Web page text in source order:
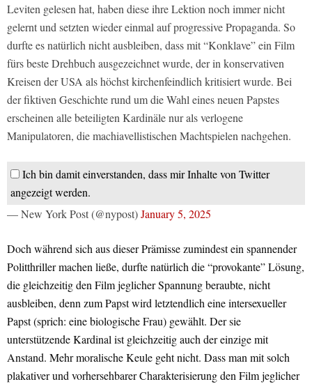
Leviten gelesen hat, haben diese ihre Lektion noch immer nicht
gelernt und setzten wieder einmal auf progressive Propaganda. So
durfte es natürlich nicht ausbleiben, dass mit “Konklave” ein Film
fürs beste Drehbuch ausgezeichnet wurde, der in konservativen
Kreisen der USA als höchst kirchenfeindlich kritisiert wurde. Bei
der fiktiven Geschichte rund um die Wahl eines neuen Papstes
erscheinen alle beteiligten Kardinäle nur als verlogene
Manipulatoren, die machiavellistischen Machtspielen nachgehen.
Ich bin damit einverstanden, dass mir Inhalte von Twitter
angezeigt werden.
— New York Post (@nypost)January 5, 2025
Doch während sich aus dieser Prämisse zumindest ein spannender
Politthriller machen ließe, durfte natürlich die “provokante” Lösung,
die gleichzeitig den Film jeglicher Spannung beraubte, nicht
ausbleiben, denn zum Papst wird letztendlich eine intersexueller
Papst (sprich: eine biologische Frau) gewählt. Der sie
unterstützende Kardinal ist gleichzeitig auch der einzige mit
Anstand. Mehr moralische Keule geht nicht. Dass man mit solch
plakativer und vorhersehbarer Charakterisierung den Film jeglicher